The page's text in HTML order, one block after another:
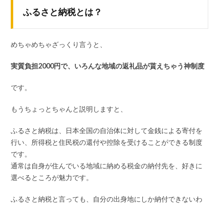
ふるさと納税とは？
めちゃめちゃざっくり言うと、
実質負担2000円で、いろんな地域の返礼品が貰えちゃう神制度
です。
もうちょっとちゃんと説明しますと、
ふるさと納税は、日本全国の自治体に対して金銭による寄付を
行い、所得税と住民税の還付や控除を受けることができる制度
です。
通常は自身が住んでいる地域に納める税金の納付先を、好きに
選べるところが魅力です。
ふるさと納税と言っても、自分の出身地にしか納付できないわ